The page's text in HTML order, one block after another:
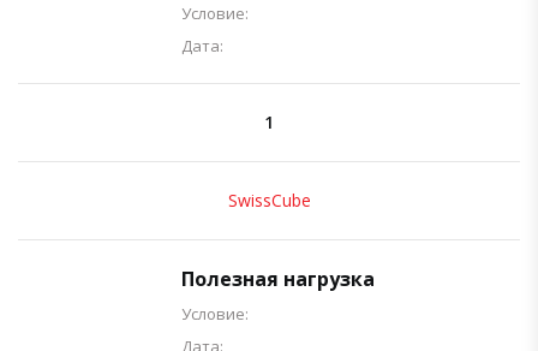
Условие:
Дата:
1
SwissCube
Полезная нагрузка
Условие:
Дата: